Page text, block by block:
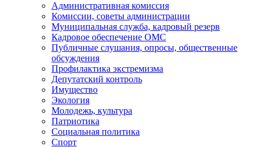
Административная комиссия
Комиссии, советы администрации
Муниципальная служба, кадровый резерв
Кадровое обеспечение ОМС
Публичные слушания, опросы, общественные
обсуждения
Профилактика экстремизма
Депутатский контроль
Имущество
Экология
Молодежь, культура
Патриотика
Социальная политика
Спорт